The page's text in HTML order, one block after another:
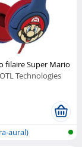
filaire Super Mario
OTL Technologies
aural)